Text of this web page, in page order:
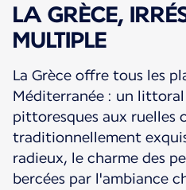
LA GRÈCE,
MULTIPLE
La Grèce offre tous les
Méditerranée : un littoral
pittoresques aux ruelles
traditionnellement
radieux, le charme des
bercées par l'ambiance